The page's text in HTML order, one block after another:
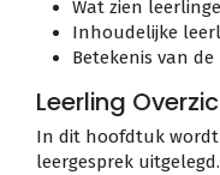
Wat zien
Inhoudelijke
Betekenis van
Leerling
In dit hoofdtuk
leergesprek